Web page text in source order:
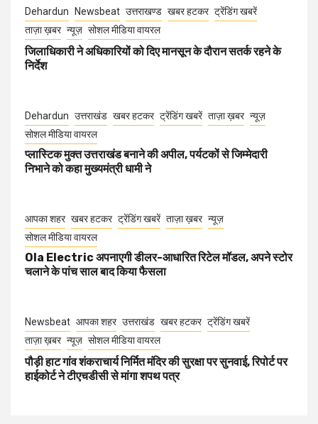
Dehardun Newsbeat उत्तराखण्ड खबर हटकर ट्रेंडिंग खबरें
ताज़ा ख़बर न्यूज़ सोशल मीडिया वायरल
जिलाधिकारी ने अधिकारियों को दिए मानसून के दौरान सतर्क रहने के
निर्देश
Dehardun उत्तराखंड खबर हटकर ट्रेंडिंग खबरें ताज़ा ख़बर न्यूज़
सोशल मीडिया वायरल
प्लास्टिक मुक्त उत्तराखंड बनाने की अपील, पर्यटकों से जिम्मेदारी
निभाने को कहा मुख्यमंत्री धामी ने
आपका शहर खबर हटकर ट्रेंडिंग खबरें ताज़ा ख़बर न्यूज़
सोशल मीडिया वायरल
Ola Electric अपनाएगी डीलर-आधारित रिटेल मॉडल, अपने स्टोर
चलाने के पांच साल बाद किया फैसला
Newsbeat आपका शहर उत्तराखंड खबर हटकर ट्रेंडिंग खबरें
ताज़ा ख़बर न्यूज़ सोशल मीडिया वायरल
पौड़ी हाट गांव शंकराचार्य निर्मित मंदिर की सुरक्षा पर सुनवाई, रिपोर्ट पर
हाईकोर्ट ने टीएचडीसी से मांगा शपथ पत्र